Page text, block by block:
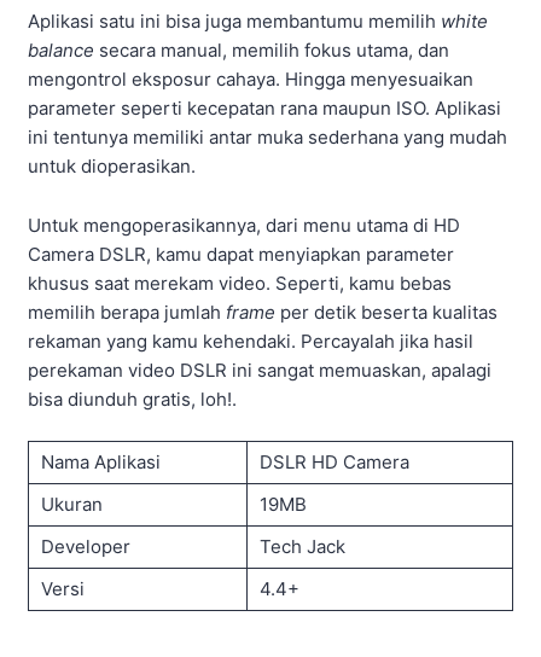
Aplikasi satu ini bisa juga membantumu memilih white
balance secara manual, memilih fokus utama, dan
mengontrol eksposur cahaya. Hingga menyesuaikan
parameter seperti kecepatan rana maupun ISO. Aplikasi
ini tentunya memiliki antar muka sederhana yang mudah
untuk dioperasikan.
Untuk mengoperasikannya, dari menu utama di HD
Camera DSLR, kamu dapat menyiapkan parameter
khusus saat merekam video. Seperti, kamu bebas
memilih berapa jumlah frame per detik beserta kualitas
rekaman yang kamu kehendaki. Percayalah jika hasil
perekaman video DSLR ini sangat memuaskan, apalagi
bisa diunduh gratis, loh!.
Nama Aplikasi
DSLR HD Camera
Ukuran
19MB
Developer
Tech Jack
Versi
4.4+